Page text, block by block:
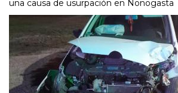
una causa de usurpación en Nonogasta